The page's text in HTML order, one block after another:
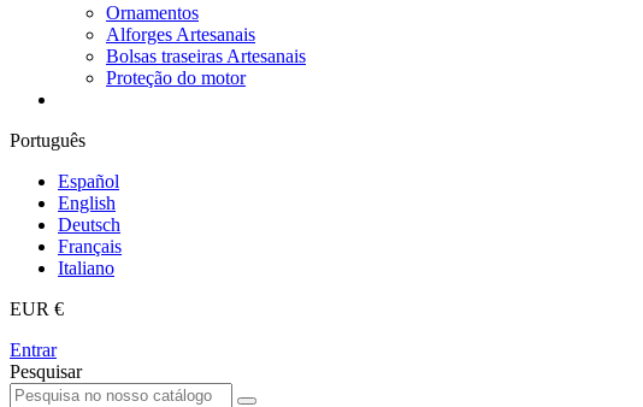
Ornamentos
Alforges Artesanais
Bolsas traseiras Artesanais
Proteção do motor
Português
Español
English
Deutsch
Français
Italiano
EUR €
Entrar
Pesquisar